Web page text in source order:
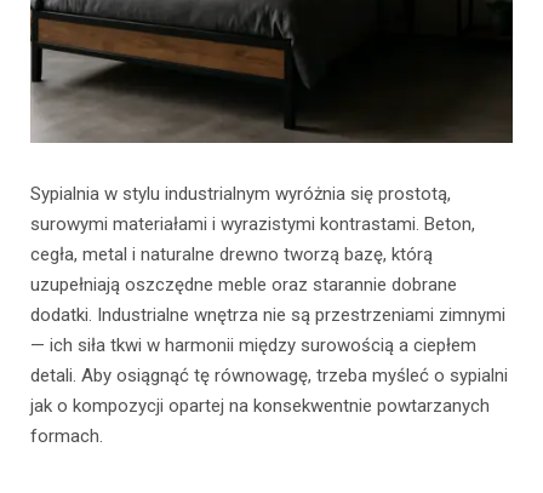
Sypialnia w stylu industrialnym wyróżnia się prostotą,
surowymi materiałami i wyrazistymi kontrastami. Beton,
cegła, metal i naturalne drewno tworzą bazę, którą
uzupełniają oszczędne meble oraz starannie dobrane
dodatki. Industrialne wnętrza nie są przestrzeniami zimnymi
— ich siła tkwi w harmonii między surowością a ciepłem
detali. Aby osiągnąć tę równowagę, trzeba myśleć o sypialni
jak o kompozycji opartej na konsekwentnie powtarzanych
formach.